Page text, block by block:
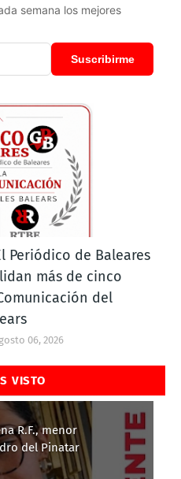
semana los mejores
Suscribirme
Periódico de Baleares
más de cinco
del
06, 2026
VISTO
R.F., menor
del Pinatar